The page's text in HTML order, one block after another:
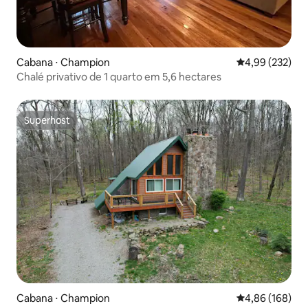
Cabana ⋅ Champion 4,99 de uma
4,99 (232)
Chalé privativo de 1 quarto em 5,6 hectares
Superhost
Superhost
Cabana ⋅ Champion 4,86 de uma
4,86 (168)